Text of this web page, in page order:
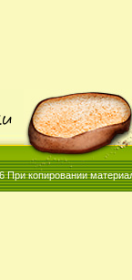
При копировании